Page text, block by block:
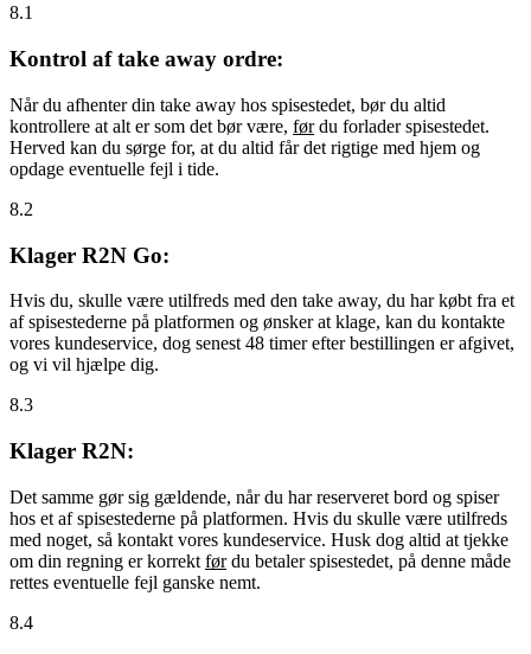
8.1
Kontrol af take away ordre:
Når du afhenter din take away hos spisestedet, bør du altid
kontrollere at alt er som det bør være, førdu forlader spisestedet.
Herved kan du sørge for, at du altid får det rigtige med hjem og
opdage eventuelle fejl i tide.
8.2
Klager R2N Go:
Hvis du, skulle være utilfreds med den take away, du har købt fra et
af spisestederne på platformen og ønsker at klage, kan du kontakte
vores kundeservice, dog senest 48 timer efter bestillingen er afgivet,
og vi vil hjælpe dig.
8.3
Klager R2N:
Det samme gør sig gældende, når du har reserveret bord og spiser
hos et af spisestederne på platformen. Hvis du skulle være utilfreds
med noget, så kontakt vores kundeservice. Husk dog altid at tjekke
om din regning er korrekt førdu betaler spisestedet, på denne måde
rettes eventuelle fejl ganske nemt.
8.4